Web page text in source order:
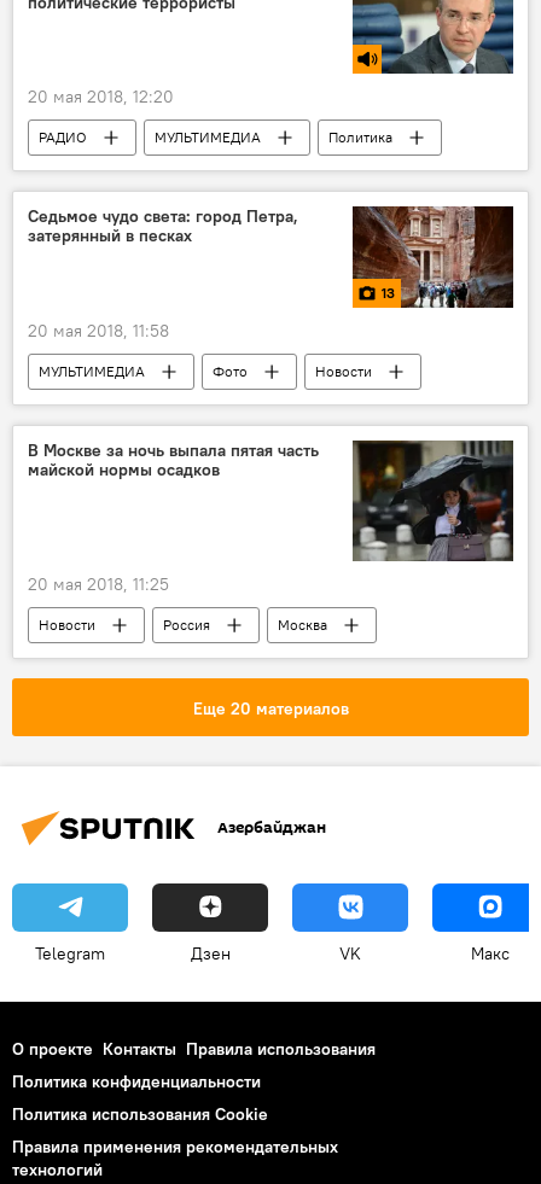
20 мая 2018, 12:20
РАДИО МУЛЬТИМЕДИА
Политика
АНАЛИТИКА
Новости
Новости мира
Блокировка РИА Новости Украина в Киеве
Седьмое чудо света: город Петра,
затерянный в песках
13
20 мая 2018, 11:58
МУЛЬТИМЕДИА Фото
Новости
ЖИЗНЬ
Новости мира
Иордания
Петра
Город
Древность
В Москве за ночь выпала пятая часть
майской нормы осадков
20 мая 2018, 11:25
Новости Россия
Москва
осадки
Еще 20 материалов
Азербайджан
Telegram Дзен VK Макс
О проекте Контакты Правила использования
Политика конфиденциальности
Политика использования Cookie
Правила применения рекомендательных
технологий